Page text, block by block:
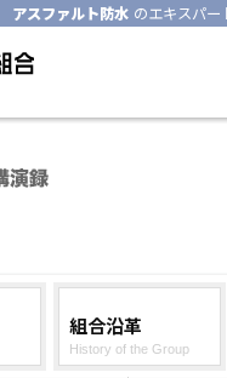
アスファルト防水 のエキスパ
組合沿革
History of the Group